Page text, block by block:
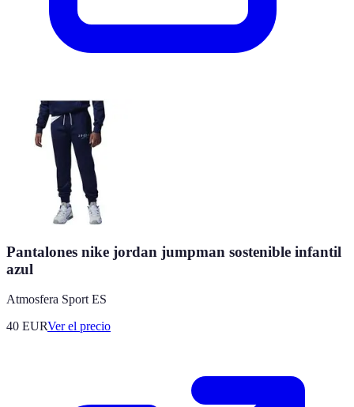
Pantalones nike jordan jumpman sostenible infantil
azul
Atmosfera Sport ES
40 EURVer el precio